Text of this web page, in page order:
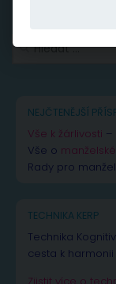
Vyhledávání
NEJČTENĚJŠÍ
Vše k žárlivosti –
Vše o
Rady pro
TECHNIKA KERP
Technika
cesta k harmonii
Zjistit více o